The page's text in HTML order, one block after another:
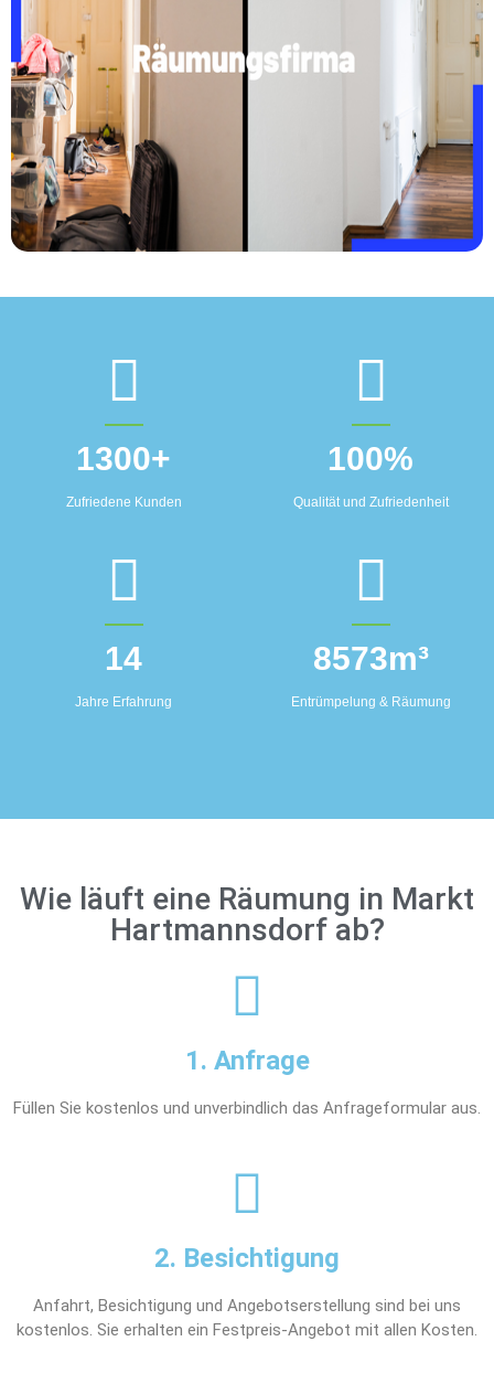
1300+
Zufriedene Kunden
100%
Qualität und Zufriedenheit
14
Jahre Erfahrung
8573m³
Entrümpelung & Räumung
Wie läuft eine Räumung in Markt
Hartmannsdorf ab?
1. Anfrage
Füllen Sie kostenlos und unverbindlich das Anfrageformular aus.
2. Besichtigung
Anfahrt, Besichtigung und Angebotserstellung sind bei uns
kostenlos. Sie erhalten ein Festpreis-Angebot mit allen Kosten.